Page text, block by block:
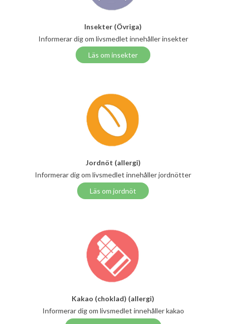
Insekter (Övriga)
Informerar dig om livsmedlet innehåller insekter
Läs om insekter
Jordnöt (allergi)
Informerar dig om livsmedlet innehåller jordnötter
Läs om jordnöt
Kakao (choklad) (allergi)
Informerar dig om livsmedlet innehåller kakao